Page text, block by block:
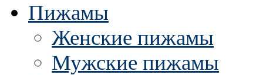
Пижамы
Женские пижамы
Мужские пижамы